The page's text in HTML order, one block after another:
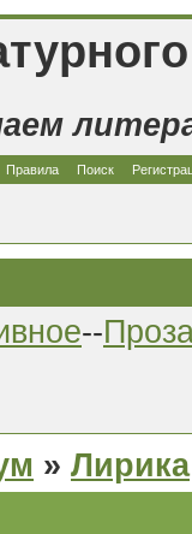
Правила Поиск
--
» Лирика